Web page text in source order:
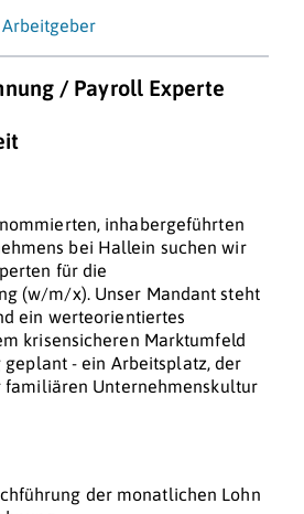
Arbeitgeber
/ Payroll Experte
inhabergeführten
bei Hallein suchen wir
für die
(w/m/x). Unser Mandant steht
ein werteorientiertes
krisensicheren Marktumfeld
- ein Arbeitsplatz, der
familiären Unternehmenskultur
der monatlichen Lohn